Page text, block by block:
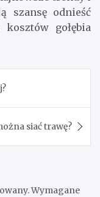
szansę odnieść
gołębia
siać trawę?
Wymagane